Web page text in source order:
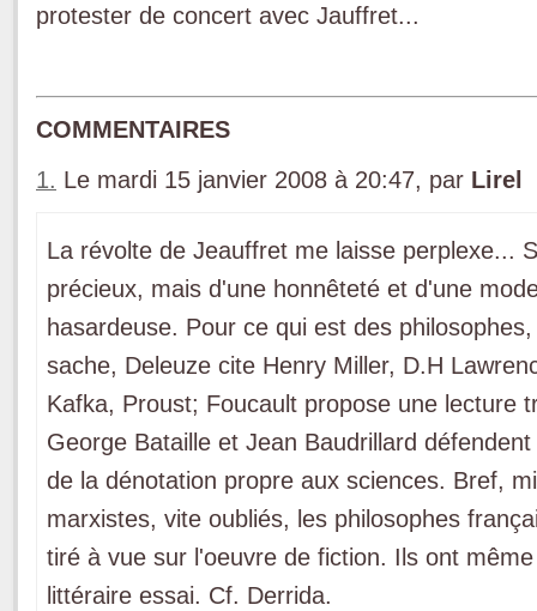
protester de concert avec Jauffret...
COMMENTAIRES
1. Le mardi 15 janvier 2008 à 20:47, par Lirel
La révolte de Jeauffret me laisse perplexe...
précieux, mais d'une honnêteté et d'une
hasardeuse. Pour ce qui est des
sache, Deleuze cite Henry Miller, D.H
Kafka, Proust; Foucault propose une lecture
George Bataille et Jean Baudrillard
de la dénotation propre aux sciences. Bref,
marxistes, vite oubliés, les philosophes
tiré à vue sur l'oeuvre de fiction. Ils ont
littéraire essai. Cf. Derrida.